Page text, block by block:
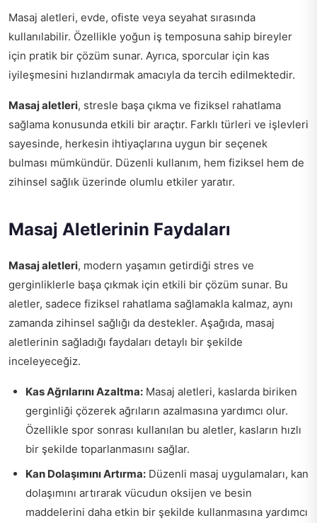
Masaj aletleri, evde, ofiste veya seyahat sırasında
kullanılabilir. Özellikle yoğun iş temposuna sahip bireyler
için pratik bir çözüm sunar. Ayrıca, sporcular için kas
iyileşmesini hızlandırmak amacıyla da tercih edilmektedir.
Masaj aletleri, stresle başa çıkma ve fiziksel rahatlama
sağlama konusunda etkili bir araçtır. Farklı türleri ve işlevleri
sayesinde, herkesin ihtiyaçlarına uygun bir seçenek
bulması mümkündür. Düzenli kullanım, hem fiziksel hem de
zihinsel sağlık üzerinde olumlu etkiler yaratır.
Masaj Aletlerinin Faydaları
Masaj aletleri, modern yaşamın getirdiği stres ve
gerginliklerle başa çıkmak için etkili bir çözüm sunar. Bu
aletler, sadece fiziksel rahatlama sağlamakla kalmaz, aynı
zamanda zihinsel sağlığı da destekler. Aşağıda, masaj
aletlerinin sağladığı faydaları detaylı bir şekilde
inceleyeceğiz.
Kas Ağrılarını Azaltma: Masaj aletleri, kaslarda biriken
gerginliği çözerek ağrıların azalmasına yardımcı olur.
Özellikle spor sonrası kullanılan bu aletler, kasların hızlı
bir şekilde toparlanmasını sağlar.
Kan Dolaşımını Artırma: Düzenli masaj uygulamaları, kan
dolaşımını artırarak vücudun oksijen ve besin
maddelerini daha etkin bir şekilde kullanmasına yardımcı